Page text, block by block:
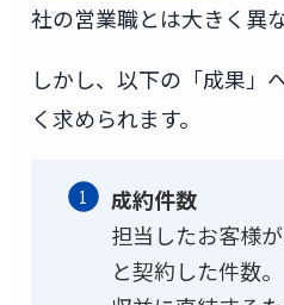
社の営業職とは大きく異
しかし、以下の「成果」
く求められます。
成約件数
担当したお客様
と契約した件数